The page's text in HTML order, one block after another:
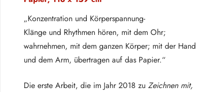
„Konzentration und Körperspannung-
Klänge und Rhythmen hören, mit dem Ohr;
wahrnehmen, mit dem ganzen Körper; mit der Hand
und dem Arm, übertragen auf das Papier.“
Die erste Arbeit, die im Jahr 2018 zu Zeichnen mit,